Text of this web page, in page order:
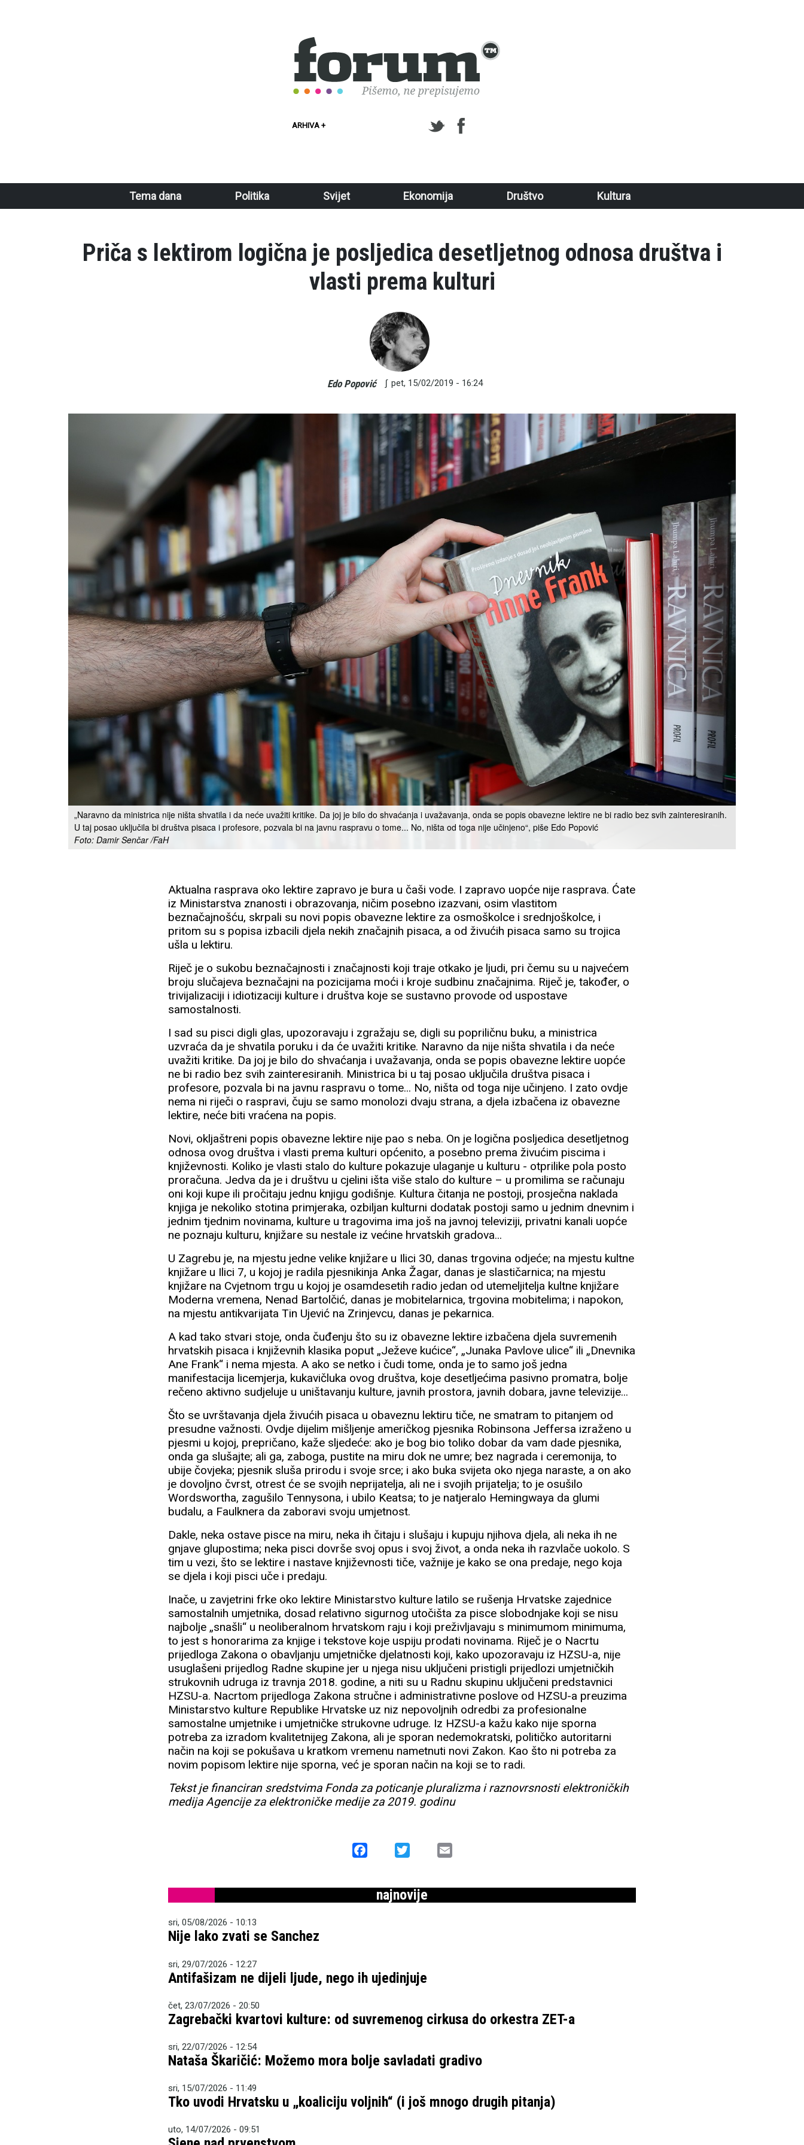
ARHIVA +
Tema dana Politika Svijet Ekonomija Društvo Kultura
Priča s lektirom logična je posljedica desetljetnog odnosa društva i
vlasti prema kulturi
Edo Popović ∫ pet, 15/02/2019 - 16:24
„Naravno da ministrica nije ništa shvatila i da neće uvažiti kritike. Da joj je bilo do shvaćanja i uvažavanja, onda se popis obavezne lektire ne bi radio bez svih zainteresiranih.
U taj posao uključila bi društva pisaca i profesore, pozvala bi na javnu raspravu o tome... No, ništa od toga nije učinjeno“, piše Edo Popović
Foto: Damir Senčar /FaH
Aktualna rasprava oko lektire zapravo je bura u čaši vode. I zapravo uopće nije rasprava. Ćate
iz Ministarstva znanosti i obrazovanja, ničim posebno izazvani, osim vlastitom
beznačajnošću, skrpali su novi popis obavezne lektire za osmoškolce i srednjoškolce, i
pritom su s popisa izbacili djela nekih značajnih pisaca, a od živućih pisaca samo su trojica
ušla u lektiru.
Riječ je o sukobu beznačajnosti i značajnosti koji traje otkako je ljudi, pri čemu su u najvećem
broju slučajeva beznačajni na pozicijama moći i kroje sudbinu značajnima. Riječ je, također, o
trivijalizaciji i idiotizaciji kulture i društva koje se sustavno provode od uspostave
samostalnosti.
I sad su pisci digli glas, upozoravaju i zgražaju se, digli su popriličnu buku, a ministrica
uzvraća da je shvatila poruku i da će uvažiti kritike. Naravno da nije ništa shvatila i da neće
uvažiti kritike. Da joj je bilo do shvaćanja i uvažavanja, onda se popis obavezne lektire uopće
ne bi radio bez svih zainteresiranih. Ministrica bi u taj posao uključila društva pisaca i
profesore, pozvala bi na javnu raspravu o tome... No, ništa od toga nije učinjeno. I zato ovdje
nema ni riječi o raspravi, čuju se samo monolozi dvaju strana, a djela izbačena iz obavezne
lektire, neće biti vraćena na popis.
Novi, okljaštreni popis obavezne lektire nije pao s neba. On je logična posljedica desetljetnog
odnosa ovog društva i vlasti prema kulturi općenito, a posebno prema živućim piscima i
književnosti. Koliko je vlasti stalo do kulture pokazuje ulaganje u kulturu - otprilike pola posto
proračuna. Jedva da je i društvu u cjelini išta više stalo do kulture – u promilima se računaju
oni koji kupe ili pročitaju jednu knjigu godišnje. Kultura čitanja ne postoji, prosječna naklada
knjiga je nekoliko stotina primjeraka, ozbiljan kulturni dodatak postoji samo u jednim dnevnim i
jednim tjednim novinama, kulture u tragovima ima još na javnoj televiziji, privatni kanali uopće
ne poznaju kulturu, knjižare su nestale iz većine hrvatskih gradova...
U Zagrebu je, na mjestu jedne velike knjižare u Ilici 30, danas trgovina odjeće; na mjestu kultne
knjižare u Ilici 7, u kojoj je radila pjesnikinja Anka Žagar, danas je slastičarnica; na mjestu
knjižare na Cvjetnom trgu u kojoj je osamdesetih radio jedan od utemeljitelja kultne knjižare
Moderna vremena, Nenad Bartolčić, danas je mobitelarnica, trgovina mobitelima; i napokon,
na mjestu antikvarijata Tin Ujević na Zrinjevcu, danas je pekarnica.
A kad tako stvari stoje, onda čuđenju što su iz obavezne lektire izbačena djela suvremenih
hrvatskih pisaca i književnih klasika poput „Ježeve kućice“, „Junaka Pavlove ulice“ ili „Dnevnika
Ane Frank“ i nema mjesta. A ako se netko i čudi tome, onda je to samo još jedna
manifestacija licemjerja, kukavičluka ovog društva, koje desetljećima pasivno promatra, bolje
rečeno aktivno sudjeluje u uništavanju kulture, javnih prostora, javnih dobara, javne televizije...
Što se uvrštavanja djela živućih pisaca u obaveznu lektiru tiče, ne smatram to pitanjem od
presudne važnosti. Ovdje dijelim mišljenje američkog pjesnika Robinsona Jeffersa izraženo u
pjesmi u kojoj, prepričano, kaže sljedeće: ako je bog bio toliko dobar da vam dade pjesnika,
onda ga slušajte; ali ga, zaboga, pustite na miru dok ne umre; bez nagrada i ceremonija, to
ubije čovjeka; pjesnik sluša prirodu i svoje srce; i ako buka svijeta oko njega naraste, a on ako
je dovoljno čvrst, otrest će se svojih neprijatelja, ali ne i svojih prijatelja; to je osušilo
Wordswortha, zagušilo Tennysona, i ubilo Keatsa; to je natjeralo Hemingwaya da glumi
budalu, a Faulknera da zaboravi svoju umjetnost.
Dakle, neka ostave pisce na miru, neka ih čitaju i slušaju i kupuju njihova djela, ali neka ih ne
gnjave glupostima; neka pisci dovrše svoj opus i svoj život, a onda neka ih razvlače uokolo. S
tim u vezi, što se lektire i nastave književnosti tiče, važnije je kako se ona predaje, nego koja
se djela i koji pisci uče i predaju.
Inače, u zavjetrini frke oko lektire Ministarstvo kulture latilo se rušenja Hrvatske zajednice
samostalnih umjetnika, dosad relativno sigurnog utočišta za pisce slobodnjake koji se nisu
najbolje „snašli“ u neoliberalnom hrvatskom raju i koji preživljavaju s minimumom minimuma,
to jest s honorarima za knjige i tekstove koje uspiju prodati novinama. Riječ je o Nacrtu
prijedloga Zakona o obavljanju umjetničke djelatnosti koji, kako upozoravaju iz HZSU-a, nije
usuglašeni prijedlog Radne skupine jer u njega nisu uključeni pristigli prijedlozi umjetničkih
strukovnih udruga iz travnja 2018. godine, a niti su u Radnu skupinu uključeni predstavnici
HZSU-a. Nacrtom prijedloga Zakona stručne i administrativne poslove od HZSU-a preuzima
Ministarstvo kulture Republike Hrvatske uz niz nepovoljnih odredbi za profesionalne
samostalne umjetnike i umjetničke strukovne udruge. Iz HZSU-a kažu kako nije sporna
potreba za izradom kvalitetnijeg Zakona, ali je sporan nedemokratski, političko autoritarni
način na koji se pokušava u kratkom vremenu nametnuti novi Zakon. Kao što ni potreba za
novim popisom lektire nije sporna, već je sporan način na koji se to radi.
Tekst je financiran sredstvima Fonda za poticanje pluralizma i raznovrsnosti elektroničkih
medija Agencije za elektroničke medije za 2019. godinu
Facebook
najnovije
sri, 05/08/2026 - 10:13
Nije lako zvati se Sanchez
sri, 29/07/2026 - 12:27
Antifašizam ne dijeli ljude, nego ih ujedinjuje
čet, 23/07/2026 - 20:50
Zagrebački kvartovi kulture: od suvremenog cirkusa do orkestra ZET-a
sri, 22/07/2026 - 12:54
Nataša Škaričić: Možemo mora bolje savladati gradivo
sri, 15/07/2026 - 11:49
Tko uvodi Hrvatsku u „koaliciju voljnih“ (i još mnogo drugih pitanja)
uto, 14/07/2026 - 09:51